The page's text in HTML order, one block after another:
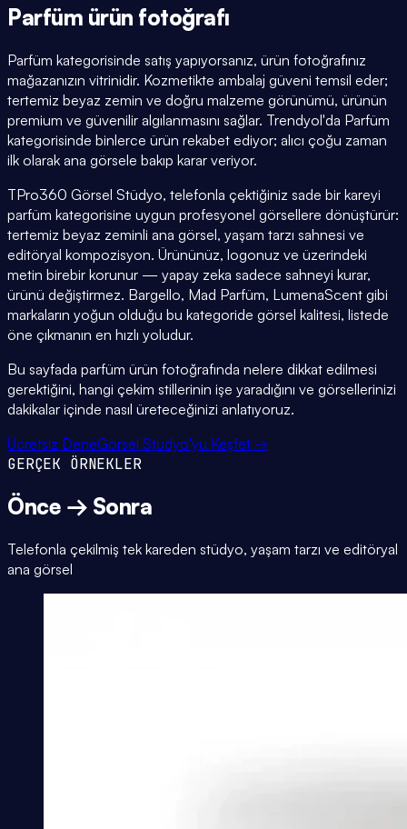
Parfüm ürün fotoğrafı
Parfüm kategorisinde satış yapıyorsanız, ürün fotoğrafınız
mağazanızın vitrinidir. Kozmetikte ambalaj güveni temsil eder;
tertemiz beyaz zemin ve doğru malzeme görünümü, ürünün
premium ve güvenilir algılanmasını sağlar. Trendyol'da Parfüm
kategorisinde binlerce ürün rekabet ediyor; alıcı çoğu zaman
ilk olarak ana görsele bakıp karar veriyor.
TPro360 Görsel Stüdyo, telefonla çektiğiniz sade bir kareyi
parfüm kategorisine uygun profesyonel görsellere dönüştürür:
tertemiz beyaz zeminli ana görsel, yaşam tarzı sahnesi ve
editöryal kompozisyon. Ürününüz, logonuz ve üzerindeki
metin birebir korunur — yapay zeka sadece sahneyi kurar,
ürünü değiştirmez. Bargello, Mad Parfüm, LumenaScent gibi
markaların yoğun olduğu bu kategoride görsel kalitesi, listede
öne çıkmanın en hızlı yoludur.
Bu sayfada parfüm ürün fotoğrafında nelere dikkat edilmesi
gerektiğini, hangi çekim stillerinin işe yaradığını ve görsellerinizi
dakikalar içinde nasıl üreteceğinizi anlatıyoruz.
Ücretsiz DeneGörsel Stüdyo'yu Keşfet →
GERÇEK ÖRNEKLER
Önce → Sonra
Telefonla çekilmiş tek kareden stüdyo, yaşam tarzı ve editöryal
ana görsel